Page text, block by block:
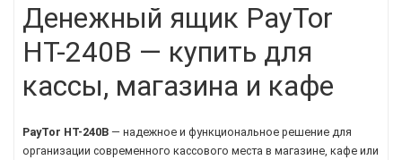
Денежный ящик PayTor
HT-240B — купить для
кассы, магазина и кафе
PayTor HT-240B — надежное и функциональное решение для
организации современного кассового места в магазине, кафе или